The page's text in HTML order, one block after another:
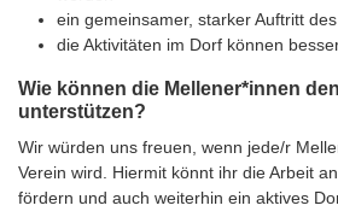
ein gemeinsamer, starker Auftritt
die Aktivitäten im Dorf können
Wie können die Mellener*innen
unterstützen?
Wir würden uns freuen, wenn jede/r
Verein wird. Hiermit könnt ihr die Arbeit
fördern und auch weiterhin ein aktives